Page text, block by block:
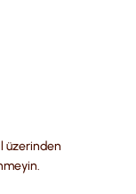
üzerinden